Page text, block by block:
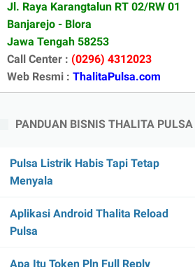
Jl. Raya Karangtalun RT 02/RW 01
Banjarejo - Blora
Jawa Tengah 58253
Call Center : (0296) 4312023
Web Resmi : ThalitaPulsa.com
PANDUAN BISNIS THALITA PULSA
Pulsa Listrik Habis Tapi Tetap
Menyala
Aplikasi Android Thalita Reload
Pulsa
Apa Itu Token Pln Full Reply